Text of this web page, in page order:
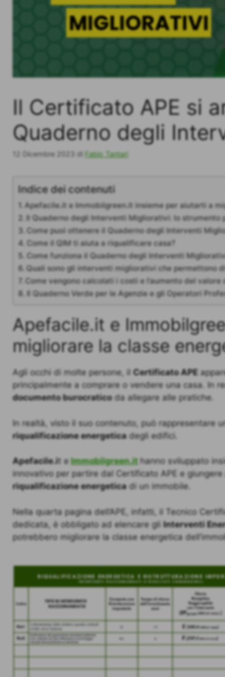
Il Certificato APE si
Quaderno degli
12 Dicembre 2023 di Fabio Tantari
Indice dei contenuti
Apefacile.it e Immobilgreen.it insieme per aiutarti a
Il Quaderno degli Interventi Migliorativi: lo
Come puoi ottenere il Quaderno degli Interventi
Come il QIM ti aiuta a riqualificare casa?
Come funziona il Quaderno degli Interventi
Quali sono gli interventi migliorativi che permettono
Come vengono calcolati i costi e l’aumento del
Il Quaderno Verde per le Agenzie e gli Operatori
Apefacile.it e
migliorare la classe
Agli occhi di molte persone, ilCertificato APE
principalmente a comprare o vendere una casa. In
documento burocraticoda allegare alle pratiche.
In realtà, visto il suo contenuto, può rappresentare
riqualificazione energeticadegli edifici.
Apefacile.it e Immobilgreen.it hanno sviluppato
innovativo per partire dal Certificato APE e
riqualificazione energeticadi un immobile.
Nella quarta pagina dell’APE, infatti, il Tecnico
dedicata, è obbligato ad elencare gli Interventi
potrebbero migliorare la classe energetica